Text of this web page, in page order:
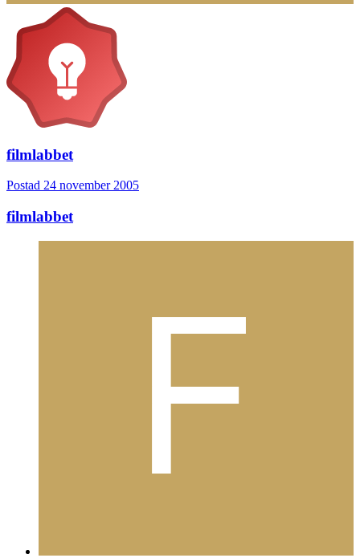
filmlabbet
Postad 24 november 2005
filmlabbet